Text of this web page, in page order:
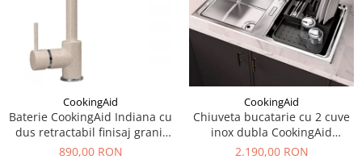
CookingAid
Baterie CookingAid Indiana cu
dus retractabil finisaj granit
Bej Pigmentat / Avena
890,00 RON
CookingAid
Chiuveta bucatarie cu 2 cuve
inox dubla CookingAid
FUSION 86BB
2.190,00 RON